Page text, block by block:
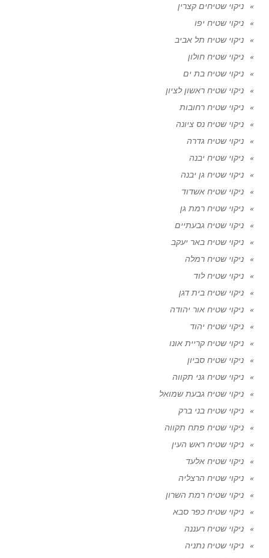
ניקוי שטיחים קצרין
ניקוי שטיח יפו
ניקוי שטיח תל אביב
ניקוי שטיח חולון
ניקוי שטיח בת ים
ניקוי שטיח ראשון לציון
ניקוי שטיח רחובות
ניקוי שטיח נס ציונה
ניקוי שטיח גדרה
ניקוי שטיח יבנה
ניקוי שטיח גן יבנה
ניקוי שטיח אשדוד
ניקוי שטיח רמת גן
ניקוי שטיח גבעתיים
ניקוי שטיח באר יעקב
ניקוי שטיח רמלה
ניקוי שטיח לוד
ניקוי שטיח בית דגן
ניקוי שטיח אור יהודה
ניקוי שטיח יהוד
ניקוי שטיח קריית אונו
ניקוי שטיח סביון
ניקוי שטיח גני תקווה
ניקוי שטיח גבעת שמואל
ניקוי שטיח בני ברק
ניקוי שטיח פתח תקווה
ניקוי שטיח ראש העין
ניקוי שטיח אלעד
ניקוי שטיח הרצליה
ניקוי שטיח רמת השרון
ניקוי שטיח כפר סבא
ניקוי שטיח רעננה
ניקוי שטיח נתניה